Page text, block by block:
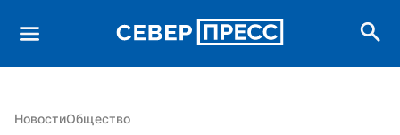
НовостиОбщество